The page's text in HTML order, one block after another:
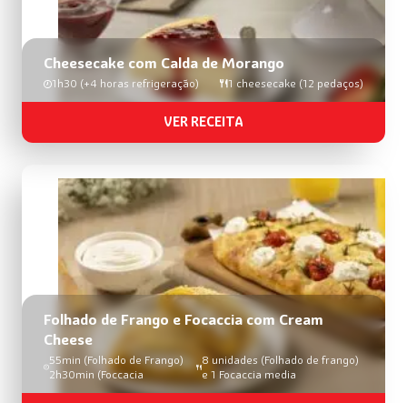
Cheesecake com Calda de Morango
1h30 (+4 horas refrigeração) 1 cheesecake (12 pedaços)
VER RECEITA
Folhado de Frango e Focaccia com Cream
Cheese
55min (Folhado de Frango)
2h30min (Foccacia
8 unidades (Folhado de frango)
e 1 Focaccia media